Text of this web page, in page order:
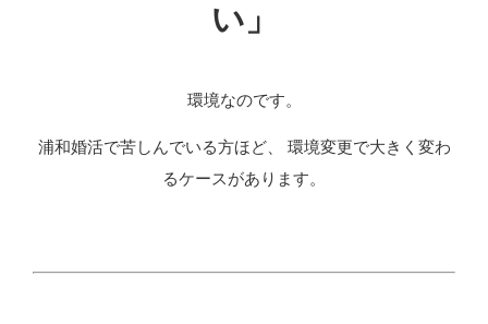
い」
環境なのです。
浦和婚活で苦しんでいる方ほど、 環境変更で大きく変わ
るケースがあります。